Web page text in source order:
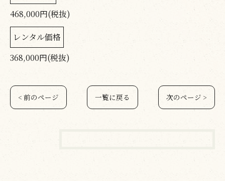
468,000円(税抜)
レンタル価格
368,000円(税抜)
< 前のページ 一覧に戻る 次のページ >